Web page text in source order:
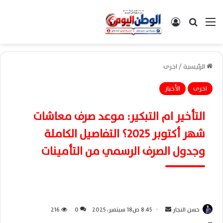
القائمةبحث عن تسجيل الدخول
الرئيسية/اخرى
اخرى
الأخبار
التأخير ام التبكير: موعد صرف معاشات
شهر أكتوبر 2025؟ التفاصيل الكاملة
وجدول الصرف الرسمي من التأمينات
حسن النجار 8:45 ص18 سبتمبر، 2025 0
216